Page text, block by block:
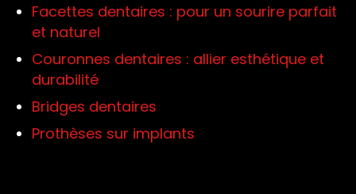
Facettes dentaires : pour un sourire parfait
et naturel
Couronnes dentaires : allier esthétique et
durabilité
Bridges dentaires
Prothèses sur implants